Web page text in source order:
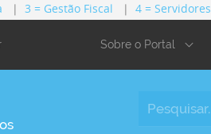
| 3 = Gestão Fiscal | 4 = Servidores
Sobre o Portal